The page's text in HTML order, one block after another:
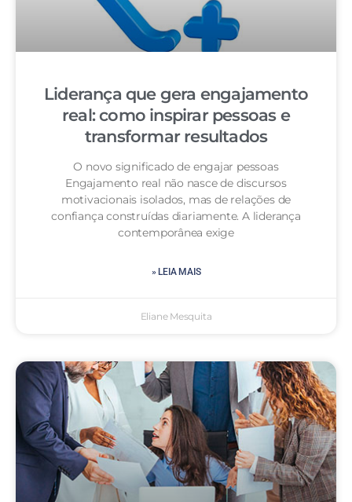
Liderança que gera engajamento
real: como inspirar pessoas e
transformar resultados
O novo significado de engajar pessoas
Engajamento real não nasce de discursos
motivacionais isolados, mas de relações de
confiança construídas diariamente. A liderança
contemporânea exige
» LEIA MAIS
Eliane Mesquita